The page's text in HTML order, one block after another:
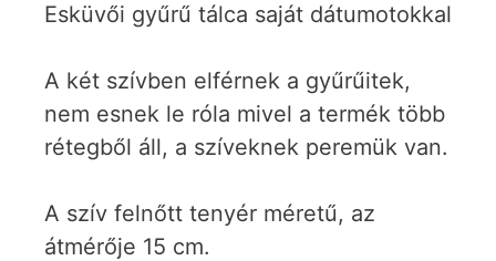
Esküvői gyűrű tálca saját dátumotokkal
A két szívben elférnek a gyűrűitek,
nem esnek le róla mivel a termék több
rétegből áll, a szíveknek peremük van.
A szív felnőtt tenyér méretű, az
átmérője 15 cm.